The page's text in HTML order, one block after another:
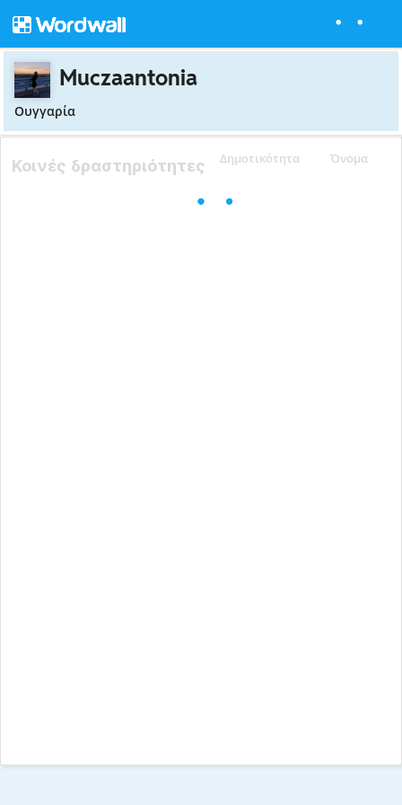
Muczaantonia
Ουγγαρία
Δημοτικότητα Όνομα
Κοινές δραστηριότητες